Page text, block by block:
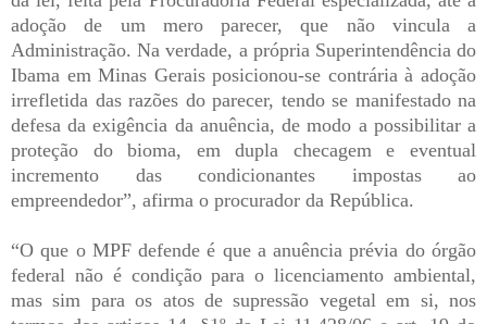
adoção de um mero parecer, que não vincula a
Administração. Na verdade, a própria Superintendência do
Ibama em Minas Gerais posicionou-se contrária à adoção
irrefletida das razões do parecer, tendo se manifestado na
defesa da exigência da anuência, de modo a possibilitar a
proteção do bioma, em dupla checagem e eventual
incremento das condicionantes impostas ao
empreendedor”, afirma o procurador da República.
“O que o MPF defende é que a anuência prévia do órgão
federal não é condição para o licenciamento ambiental,
mas sim para os atos de supressão vegetal em si, nos